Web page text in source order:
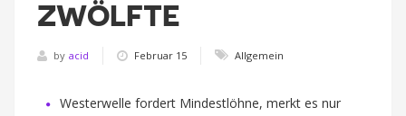
ZWÖLFTE
by acid Februar 15 Allgemein
Westerwelle fordert Mindestlöhne, merkt es nur